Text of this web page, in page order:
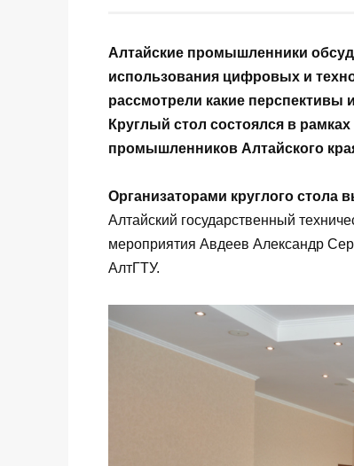
Алтайские промышленники
использования цифровых и
рассмотрели какие перспективы
Круглый стол состоялся в
промышленников Алтайского
Организаторами круглого стола
Алтайский государственный
мероприятия Авдеев Александр
АлтГТУ.